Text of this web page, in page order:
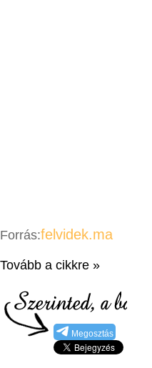
Forrás:felvidek.ma
Tovább a cikkre »
Megosztás